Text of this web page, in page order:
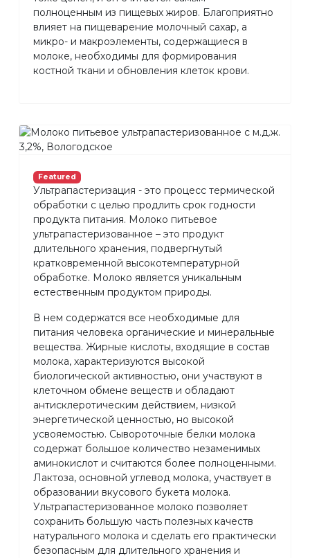
полноценным из пищевых жиров. Благоприятно
влияет на пищеварение молочный сахар, а
микро- и макроэлементы, содержащиеся в
молоке, необходимы для формирования
костной ткани и обновления клеток крови.
Featured
Ультрапастеризация - это процесс термической
обработки с целью продлить срок годности
продукта питания. Молоко питьевое
ультрапастеризованное – это продукт
длительного хранения, подвергнутый
кратковременной высокотемпературной
обработке. Молоко является уникальным
естественным продуктом природы.
В нем содержатся все необходимые для
питания человека органические и минеральные
вещества. Жирные кислоты, входящие в состав
молока, характеризуются высокой
биологической активностью, они участвуют в
клеточном обмене веществ и обладают
антисклеротическим действием, низкой
энергетической ценностью, но высокой
усвояемостью. Сывороточные белки молока
содержат большое количество незаменимых
аминокислот и считаются более полноценными.
Лактоза, основной углевод молока, участвует в
образовании вкусового букета молока.
Ультрапастеризованное молоко позволяет
сохранить большую часть полезных качеств
натурального молока и сделать его практически
безопасным для длительного хранения и